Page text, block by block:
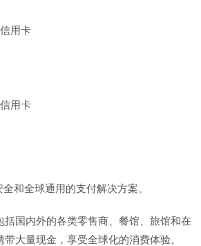
和全球通用的支付解决方案。
国内外的各类零售商、餐馆、旅馆和在
大量现金，享受全球化的消费体验。